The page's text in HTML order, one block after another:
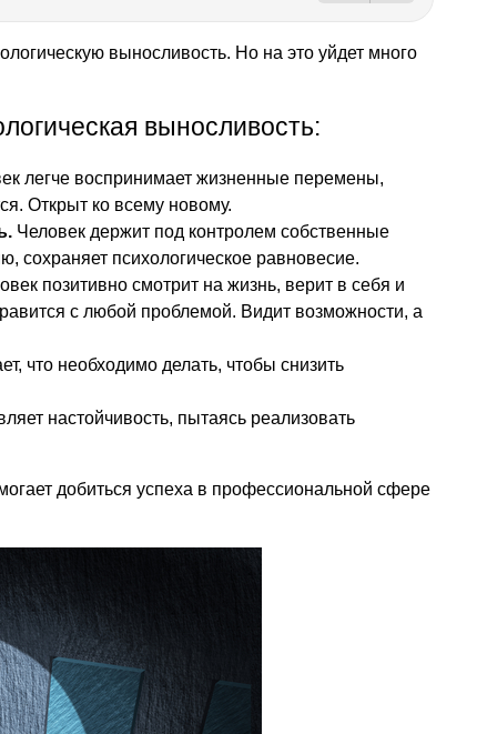
выносливость. Но на это уйдет много
выносливость:
легче воспринимает жизненные перемены,
Открыт ко всему новому.
Человек держит под контролем собственные
сохраняет психологическое равновесие.
позитивно смотрит на жизнь, верит в себя и
с любой проблемой. Видит возможности, а
что необходимо делать, чтобы снизить
настойчивость, пытаясь реализовать
добиться успеха в профессиональной сфере